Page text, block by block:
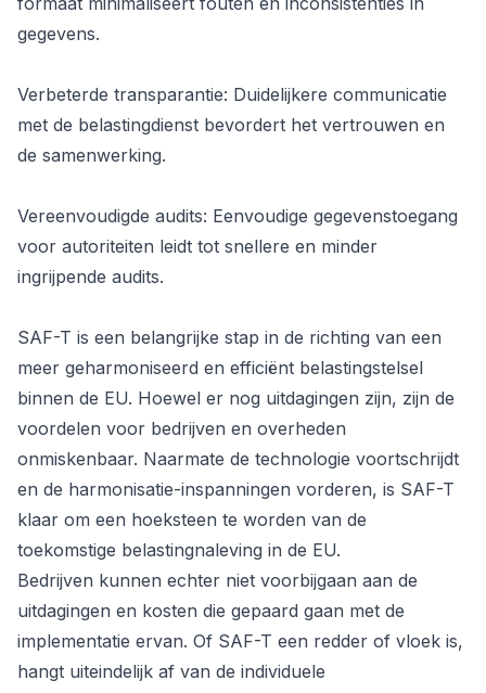
gegevens.
Verbeterde transparantie: Duidelijkere communicatie
met de belastingdienst bevordert het vertrouwen en
de samenwerking.
Vereenvoudigde audits: Eenvoudige gegevenstoegang
voor autoriteiten leidt tot snellere en minder
ingrijpende audits.
SAF-T is een belangrijke stap in de richting van een
meer geharmoniseerd en efficiënt belastingstelsel
binnen de EU. Hoewel er nog uitdagingen zijn, zijn de
voordelen voor bedrijven en overheden
onmiskenbaar. Naarmate de technologie voortschrijdt
en de harmonisatie-inspanningen vorderen, is SAF-T
klaar om een hoeksteen te worden van de
toekomstige belastingnaleving in de EU.
Bedrijven kunnen echter niet voorbijgaan aan de
uitdagingen en kosten die gepaard gaan met de
implementatie ervan. Of SAF-T een redder of vloek is,
hangt uiteindelijk af van de individuele